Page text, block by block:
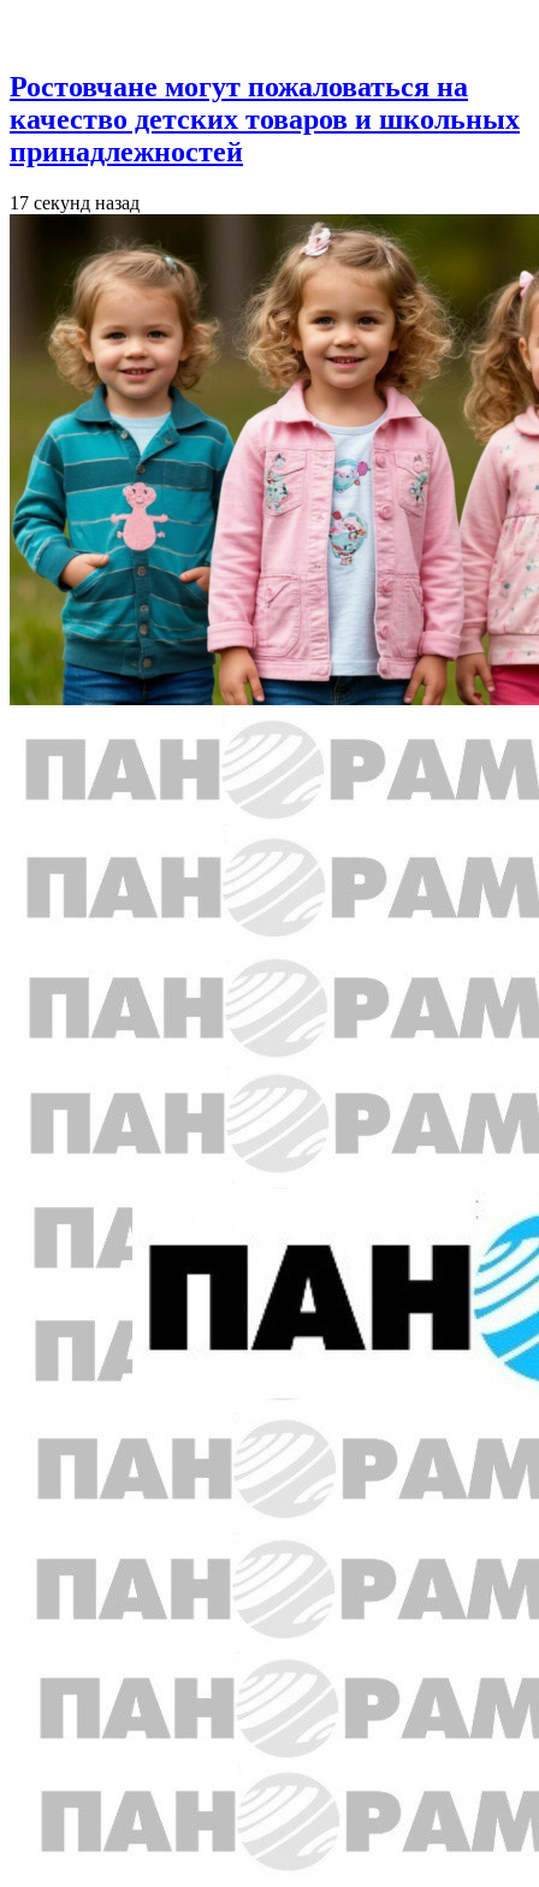
Ростовчане могут пожаловаться на
качество детских товаров и школьных
принадлежностей
17 секунд назад